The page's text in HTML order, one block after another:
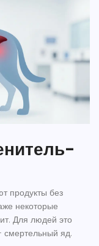
продукты без
некоторые
Для людей это
смертельный яд.